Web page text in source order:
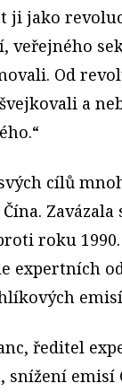
ji jako
veřejného
Od
a
cílů
roku
expertních
ředitel
emisí